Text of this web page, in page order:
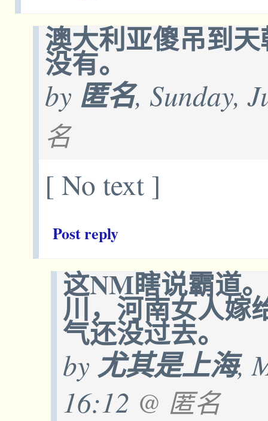
澳大利亚傻吊到
没有。
by 匿名, Sunday,
名
[ No text ]
Post reply
这NM瞎说霸道
川，河南女人嫁
气还没过去。
by 尤其是上海,
16:12 @ 匿名